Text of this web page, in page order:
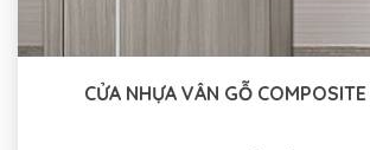
CỬA NHỰA VÂN GỖ